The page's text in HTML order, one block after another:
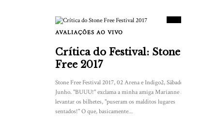
PLACAR
AVALIAÇÕES AO VIVO
Crítica do Festival: Stone
Free 2017
Stone Free Festival 2017, 02 Arena e Indigo2, Sábado, 16 de
Junho. "BUUU!" exclama a minha amiga Marianne ao
levantar os bilhetes, "puseram os malditos lugares
sentados!" O que, basicamente...